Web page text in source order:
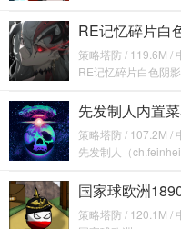
RE记忆碎片白
安装v1.0.6
策略塔防 / 119.6M /
RE记忆碎片白色阴
先发制人内置
策略塔防 / 107.2M /
先发制人（
国家球欧洲
1890)正版v2.91
策略塔防 / 120.1M /